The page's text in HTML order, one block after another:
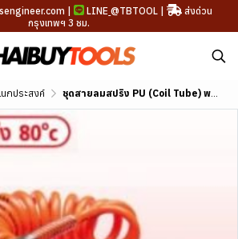
| LINE @TBTOOL |
ส่งด่วน
กรุงเทพฯ 3 ชม.
นกประสงค์ ชุดสายลมสปริง PU (Coil Tube) พร้อมหัวสวมเร็ว ขนาด 8x5mm